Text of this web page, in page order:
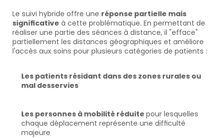
Le suivi hybride offre une réponse partielle mais
significative à cette problématique. En permettant de
réaliser une partie des séances à distance, il "efface"
partiellement les distances géographiques et améliore
l'accès aux soins pour plusieurs catégories de patients :
Les patients résidant dans des zones rurales ou
mal desservies
Les personnes à mobilité réduite pour lesquelles
chaque déplacement représente une difficulté
majeure